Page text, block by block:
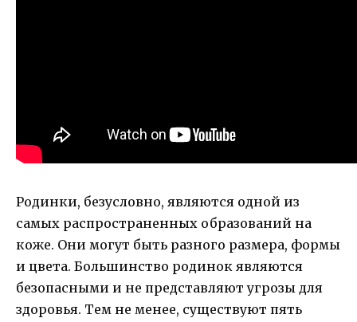
Родинки, безусловно, являются одной из
самых распространенных образований на
коже. Они могут быть разного размера, формы
и цвета. Большинство родинок являются
безопасными и не представляют угрозы для
здоровья. Тем не менее, существуют пять